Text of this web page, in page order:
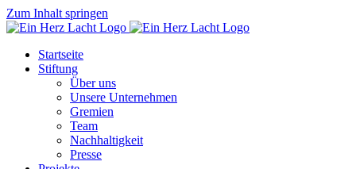
Zum Inhalt springen
Startseite
Stiftung
Über uns
Unsere Unternehmen
Gremien
Team
Nachhaltigkeit
Presse